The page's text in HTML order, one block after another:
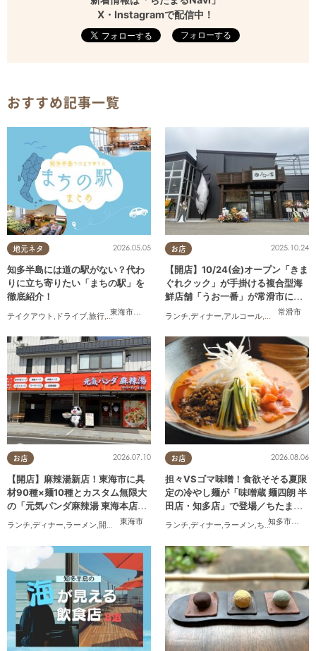
X・Instagramで配信中！
フォローする
おすすめ記事一覧
地元ネタ
東海市
,武豊町 美浜町
2026.05.05
知多半島には道の駅がない？代わ
りに立ち寄りたい「まちの駅」を
徹底紹介！
テイクアウト ドライブ 旅行 観光,自然
お店
常滑市
2025.10.24
【開店】10/24(金)オープン「きま
ぐれクック」が手掛ける複合型海
鮮店舗「うお一番」が常滑市に誕
ランチ ディナー アルコール 開店,まちネタ
お店
東海市
2026.07.10
【開店】麻辣湯新店！東海市に具
材90種×麺10種とカスタム無限大
の「元気パンダ麻辣湯 東海本店」
ランチ,ディナー,ラーメン,開店 夫婦,カップル ,おひとりさま,友人 ,トレンド
お店
知多市
,半田
2026.08.06
担々VSゴマ味噌！食欲そそる夏限
定の冷やし麺が「味噌蔵 麺四朗 半
田店・知多店」で登場／ちたまる
ランチ,ディナー,ラーメン,ちたまる広告